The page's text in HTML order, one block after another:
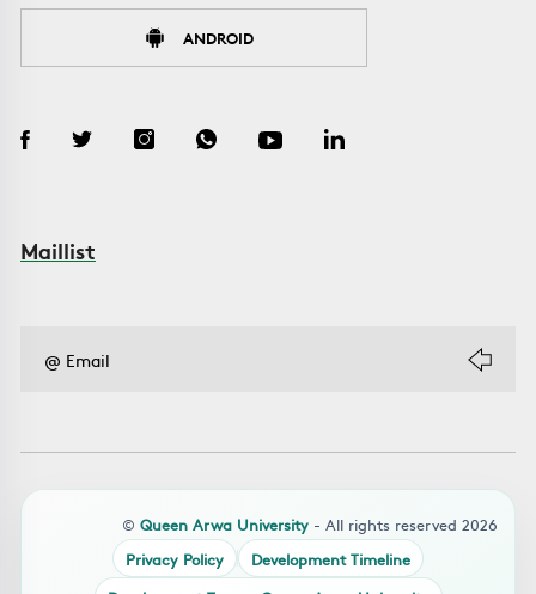
ANDROID
Maillist
© Queen Arwa University - All rights reserved 2026
Privacy Policy
Development Timeline